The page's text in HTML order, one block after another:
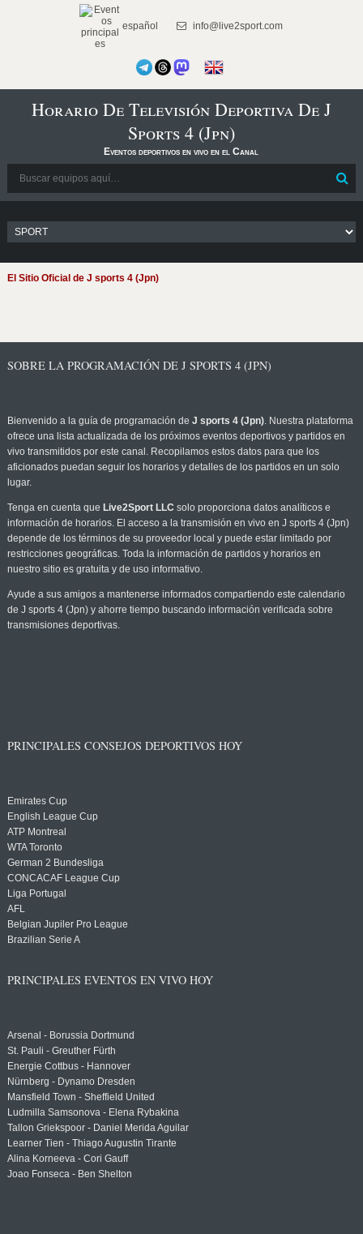
español info@live2sport.com
Horario De Televisión Deportiva De J
Sports 4 (Jpn)
Eventos deportivos en vivo en el Canal
El Sitio Oficial de J sports 4 (Jpn)
SOBRE LA PROGRAMACIÓN DE J SPORTS 4 (JPN)
Bienvenido a la guía de programación de J sports 4 (Jpn). Nuestra plataforma
ofrece una lista actualizada de los próximos eventos deportivos y partidos en
vivo transmitidos por este canal. Recopilamos estos datos para que los
aficionados puedan seguir los horarios y detalles de los partidos en un solo
lugar.
Tenga en cuenta que Live2Sport LLC solo proporciona datos analíticos e
información de horarios. El acceso a la transmisión en vivo en J sports 4 (Jpn)
depende de los términos de su proveedor local y puede estar limitado por
restricciones geográficas. Toda la información de partidos y horarios en
nuestro sitio es gratuita y de uso informativo.
Ayude a sus amigos a mantenerse informados compartiendo este calendario
de J sports 4 (Jpn) y ahorre tiempo buscando información verificada sobre
transmisiones deportivas.
PRINCIPALES CONSEJOS DEPORTIVOS HOY
Emirates Cup
English League Cup
ATP Montreal
WTA Toronto
German 2 Bundesliga
CONCACAF League Cup
Liga Portugal
AFL
Belgian Jupiler Pro League
Brazilian Serie A
PRINCIPALES EVENTOS EN VIVO HOY
Arsenal - Borussia Dortmund
St. Pauli - Greuther Fürth
Energie Cottbus - Hannover
Nürnberg - Dynamo Dresden
Mansfield Town - Sheffield United
Ludmilla Samsonova - Elena Rybakina
Tallon Griekspoor - Daniel Merida Aguilar
Learner Tien - Thiago Augustin Tirante
Alina Korneeva - Cori Gauff
Joao Fonseca - Ben Shelton